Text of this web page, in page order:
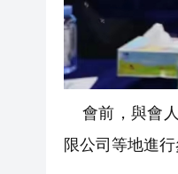
會前，與會人
限公司等地進